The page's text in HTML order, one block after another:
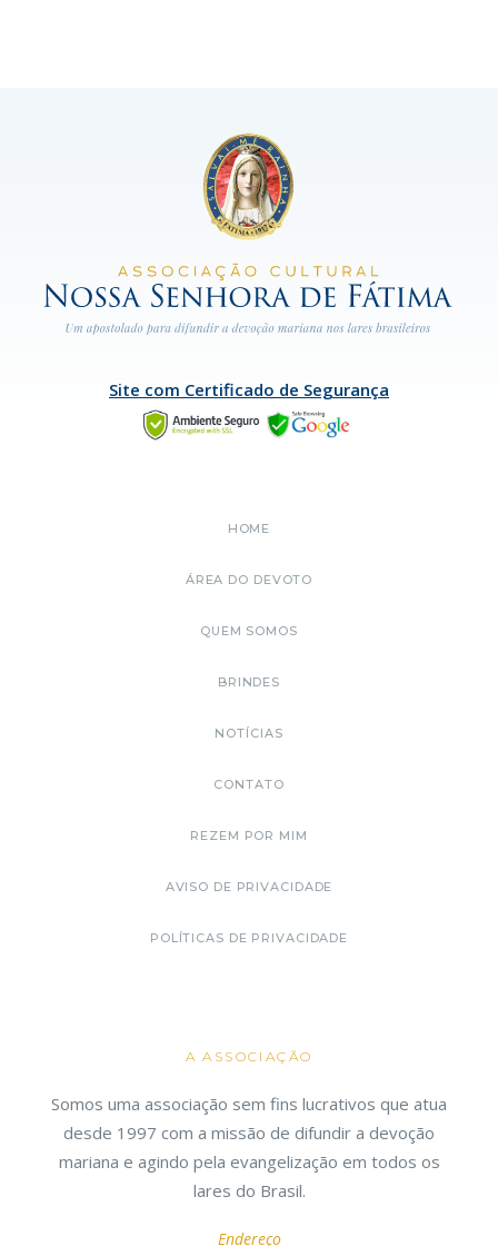
Site com Certificado de Segurança
HOME
ÁREA DO DEVOTO
QUEM SOMOS
BRINDES
NOTÍCIAS
CONTATO
REZEM POR MIM
AVISO DE PRIVACIDADE
POLÍTICAS DE PRIVACIDADE
A ASSOCIAÇÃO
Somos uma associação sem fins lucrativos que atua
desde 1997 com a missão de difundir a devoção
mariana e agindo pela evangelização em todos os
lares do Brasil.
Endereço